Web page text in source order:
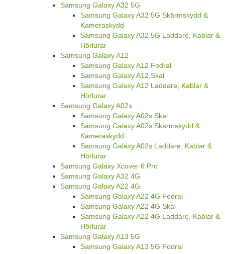
Samsung Galaxy A32 5G
Samsung Galaxy A32 5G Skärmskydd &
Kameraskydd
Samsung Galaxy A32 5G Laddare, Kablar &
Hörlurar
Samsung Galaxy A12
Samsung Galaxy A12 Fodral
Samsung Galaxy A12 Skal
Samsung Galaxy A12 Laddare, Kablar &
Hörlurar
Samsung Galaxy A02s
Samsung Galaxy A02s Skal
Samsung Galaxy A02s Skärmskydd &
Kameraskydd
Samsung Galaxy A02s Laddare, Kablar &
Hörlurar
Samsung Galaxy Xcover 6 Pro
Samsung Galaxy A32 4G
Samsung Galaxy A22 4G
Samsung Galaxy A22 4G Fodral
Samsung Galaxy A22 4G Skal
Samsung Galaxy A22 4G Laddare, Kablar &
Hörlurar
Samsung Galaxy A13 5G
Samsung Galaxy A13 5G Fodral